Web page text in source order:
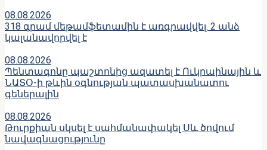
08.08.2026
318 գրամ մեթամֆետամին է առգրավվել․ 2 անձ
կալանավորվել է
08.08.2026
Պենտագոնը պաշտոնից ազատել է Ուկրաինային և
ՆԱՏՕ-ի թևին օգնության պատասխանատու
գեներալին
08.08.2026
Թուրքիան սկսել է սահմանափակել Սև ծովում
նավագնացությունը